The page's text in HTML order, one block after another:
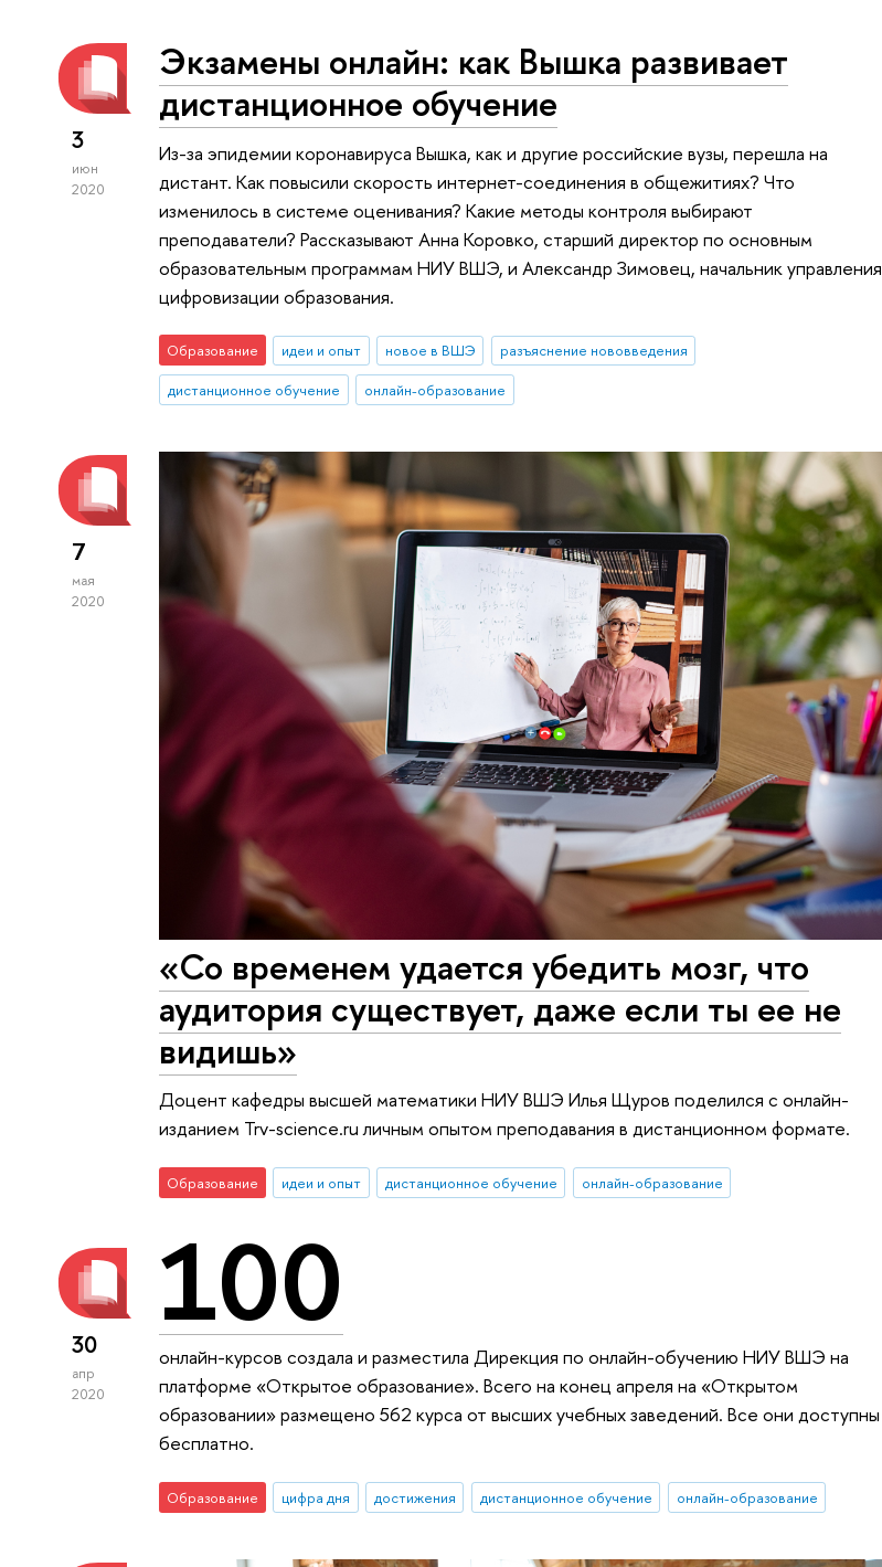
3
июн
2020
Экзамены онлайн: как Вышка развивает
дистанционное обучение
Из-за эпидемии коронавируса Вышка, как и другие российские вузы, перешла на
дистант. Как повысили скорость интернет-соединения в общежитиях? Что
изменилось в системе оценивания? Какие методы контроля выбирают
преподаватели? Рассказывают Анна Коровко, старший директор по основным
образовательным программам НИУ ВШЭ, и Александр Зимовец, начальник управления
цифровизации образования.
Образование идеи и опыт новое в ВШЭ
разъяснение нововведения
дистанционное обучение
онлайн-образование
7
мая
2020
«Со временем удается убедить мозг, что
аудитория существует, даже если ты ее не
видишь»
Доцент кафедры высшей математики НИУ ВШЭ Илья Щуров поделился с онлайн-
изданием Trv-science.ru личным опытом преподавания в дистанционном формате.
Образование идеи и опыт дистанционное обучение онлайн-образование
30
апр
2020
100
онлайн-курсов создала и разместила Дирекция по онлайн-обучению НИУ ВШЭ на
платформе «Открытое образование». Всего на конец апреля на «Открытом
образовании» размещено 562 курса от высших учебных заведений. Все они доступны
бесплатно.
Образование цифра дня достижения дистанционное обучение онлайн-образование